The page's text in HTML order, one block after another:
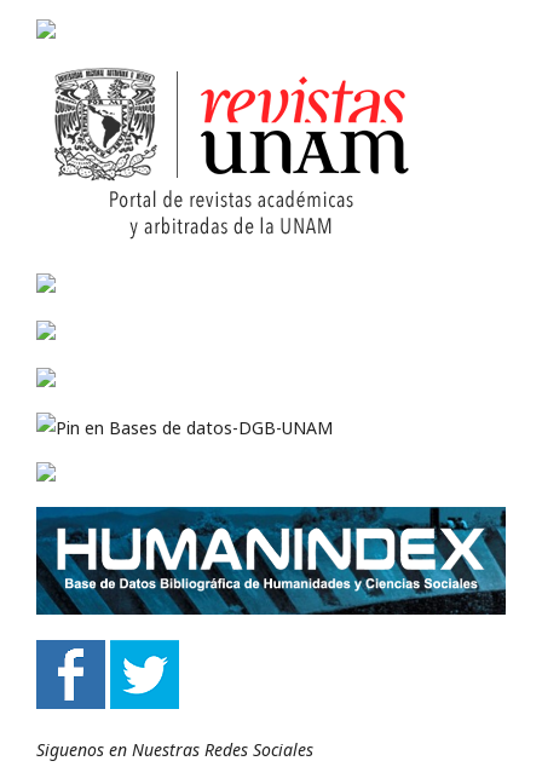
Siguenos en Nuestras Redes Sociales